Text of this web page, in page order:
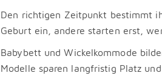
Den richtigen Zeitpunkt bestimmt
Geburt ein, andere starten erst,
Babybett und Wickelkommode
Modelle sparen langfristig Platz und